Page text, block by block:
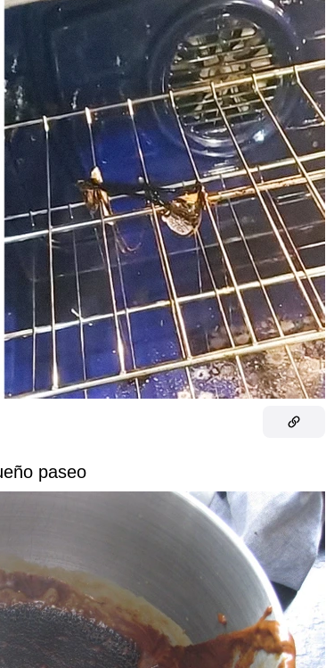
paseo